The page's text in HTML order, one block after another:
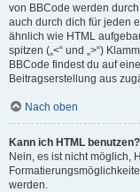
von BBCode werden
auch durch dich für jeden
ähnlich wie HTML
spitzen („<“ und „>“)
BBCode findest du auf
Beitragserstellung aus
Nach oben
Kann ich HTML benutzen?
Nein, es ist nicht möglich,
werden.